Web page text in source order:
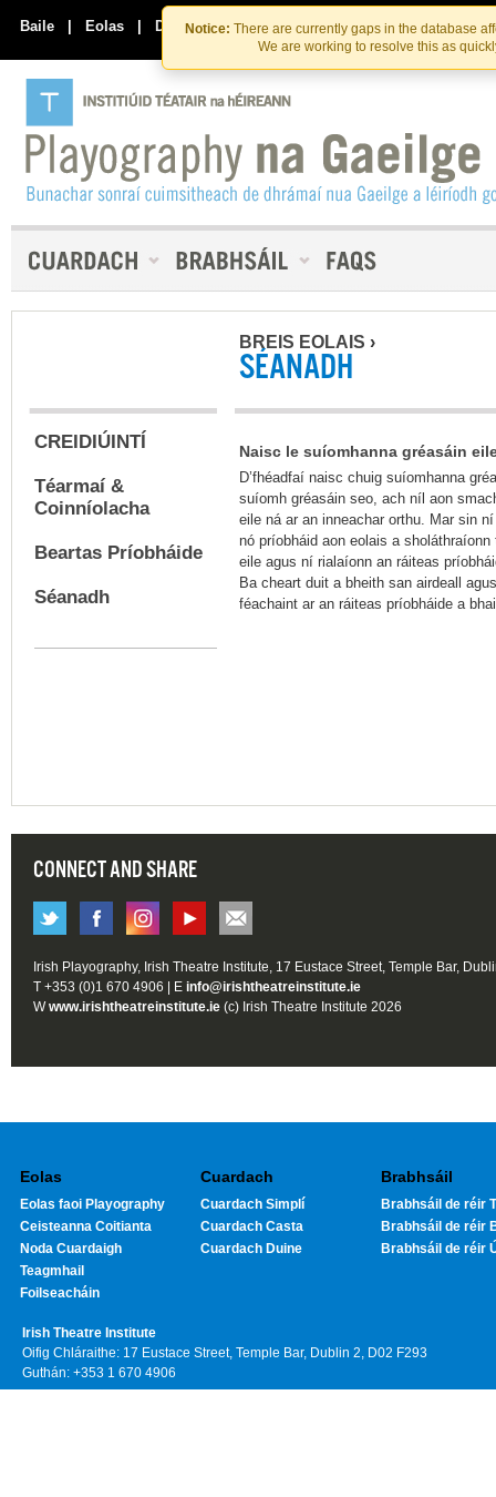
Skip
to
the
content
Skip
to
content
Notice: There are currently gaps in the database
We are working to resolve this as
Baile | Eolas | Déan Teagmháil Linn
BREIS EOLAIS ›
SÉANADH
CREIDIÚINTÍ
Téarmaí &
Coinníolacha
Beartas Príobháide
Séanadh
Naisc le suíomhanna gréasáin
D’fhéadfaí naisc chuig suíomhanna
suíomh gréasáin seo, ach níl aon
eile ná ar an inneachar orthu. Mar sin
nó príobháid aon eolais a
eile agus ní rialaíonn an ráiteas
Ba cheart duit a bheith san airdeall
féachaint ar an ráiteas príobháide a
CONNECT AND SHARE
Irish Playography, Irish Theatre Institute, 17 Eustace Street, Temple Bar,
T +353 (0)1 670 4906 | E info@irishtheatreinstitute.ie
Wwww.irishtheatreinstitute.ie (c) Irish Theatre Institute 2026
Eolas
Eolas faoi Playography
Ceisteanna Coitianta
Noda Cuardaigh
Teagmhail
Foilseacháin
Cuardach
Cuardach Simplí
Cuardach Casta
Cuardach Duine
Brabhsáil
Brabhsáil de réir
Brabhsáil de réir
Brabhsáil de réir
Irish Theatre Institute
Oifig Chláraithe: 17 Eustace Street, Temple Bar, Dublin 2, D02 F293
Guthán: +353 1 670 4906